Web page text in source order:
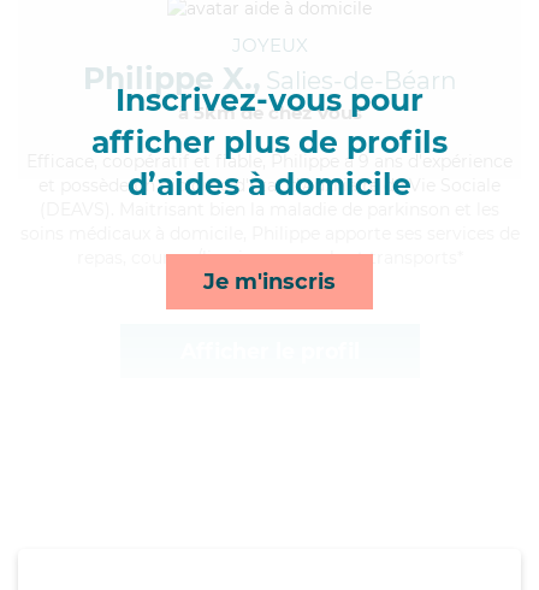
Inscrivez-vous pour
afficher plus de profils
d’aides à domicile
Je m'inscris
JOYEUX
Philippe X., Salies-de-Béarn
à 5km de chez Vous
, coopératif et fiable, Philippe a 9 ans d'expérience
et possède un diplôme d'État d'Auxiliaire de Vie Sociale
repas, courses/livraison, rappels et transports*